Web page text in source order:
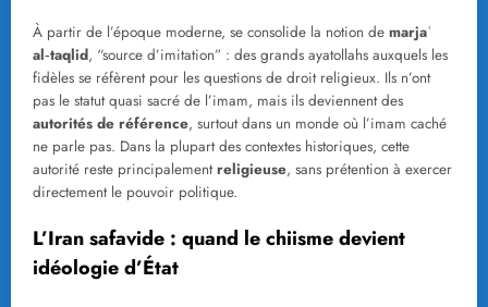
À partir de l’époque moderne, se consolide la notion de marjaʿ
al‑taqlid, “source d’imitation” : des grands ayatollahs auxquels les
fidèles se réfèrent pour les questions de droit religieux. Ils n’ont
pas le statut quasi sacré de l’imam, mais ils deviennent des
autorités de référence, surtout dans un monde où l’imam caché
ne parle pas. Dans la plupart des contextes historiques, cette
autorité reste principalementreligieuse, sans prétention à exercer
directement le pouvoir politique.
L’Iran safavide : quand le chiisme devient
idéologie d’État